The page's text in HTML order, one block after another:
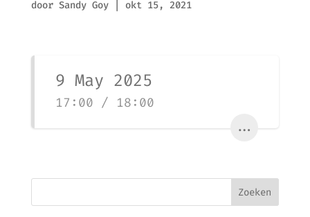
door Sandy Goy| okt 15, 2021
9 May 2025
17:00 / 18:00
...